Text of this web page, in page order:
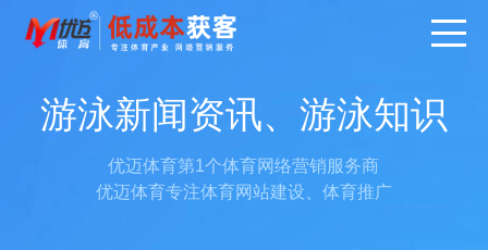
游泳新闻资讯、游泳知识
优迈体育第1个体育网络营销服务商
优迈体育专注体育网站建设、体育推广